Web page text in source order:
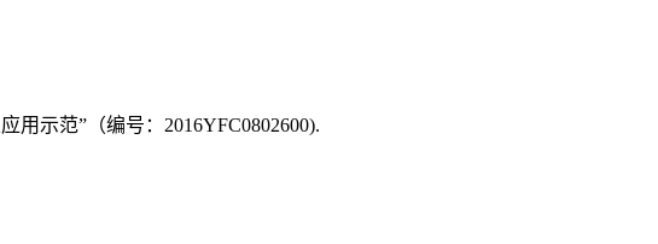
用示范”（编号：2016YFC0802600).